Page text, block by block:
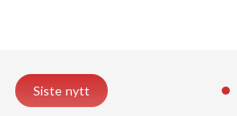
Siste nytt